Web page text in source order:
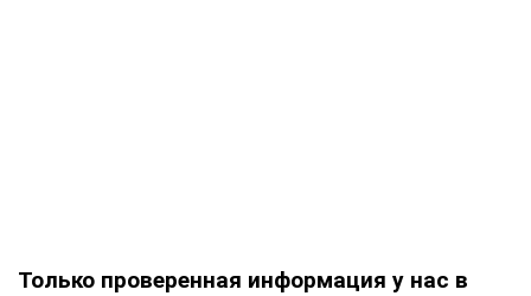
Только проверенная информация у нас в